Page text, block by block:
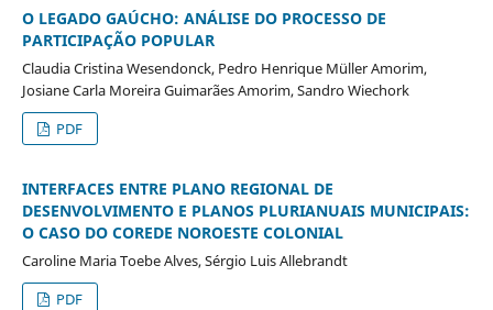
O LEGADO GAÚCHO: ANÁLISE DO PROCESSO DE
PARTICIPAÇÃO POPULAR
Claudia Cristina Wesendonck, Pedro Henrique Müller Amorim,
Josiane Carla Moreira Guimarães Amorim, Sandro Wiechork
PDF
INTERFACES ENTRE PLANO REGIONAL DE
DESENVOLVIMENTO E PLANOS PLURIANUAIS MUNICIPAIS:
O CASO DO COREDE NOROESTE COLONIAL
Caroline Maria Toebe Alves, Sérgio Luis Allebrandt
PDF